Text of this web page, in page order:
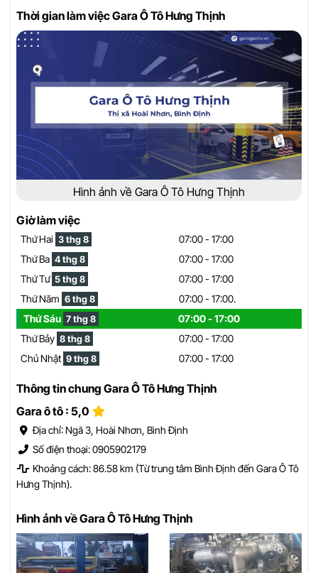
Thời gian làm việc Gara Ô Tô Hưng Thịnh
Hình ảnh về Gara Ô Tô Hưng Thịnh
Giờ làm việc
Thứ Hai 3 thg 8
07:00 - 17:00
Thứ Ba 4 thg 8
07:00 - 17:00
Thứ Tư 5 thg 8
07:00 - 17:00
Thứ Năm 6 thg 8
07:00 - 17:00.
Thứ Sáu 7 thg 8
07:00 - 17:00
Thứ Bảy 8 thg 8
07:00 - 17:00
Chủ Nhật 9 thg 8 07:00 - 17:00
Thông tin chung Gara Ô Tô Hưng Thịnh
Gara ô tô : 5,0
Địa chỉ: Ngã 3, Hoài Nhơn, Bình Định
Số điện thoại: 0905902179
Khoảng cách: 86.58 km (Từ trung tâm Bình Định đến Gara Ô Tô
Hưng Thịnh).
Hình ảnh về Gara Ô Tô Hưng Thịnh